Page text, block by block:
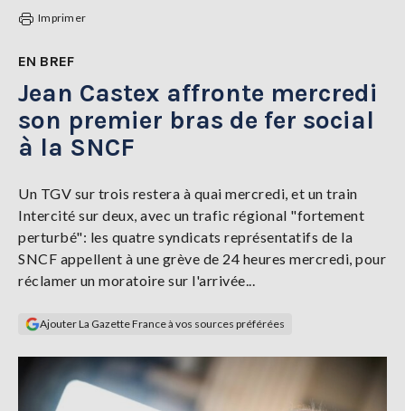
RÉGIONS
TENDANCES
SERVICES
LA
Se
connecter
Imprimer
EN BREF
Jean Castex affronte mercredi
son premier bras de fer social
à la SNCF
Un TGV sur trois restera à quai mercredi, et un train
Intercité sur deux, avec un trafic régional "fortement
perturbé": les quatre syndicats représentatifs de la
SNCF appellent à une grève de 24 heures mercredi, pour
réclamer un moratoire sur l'arrivée...
Ajouter La Gazette France à vos sources préférées